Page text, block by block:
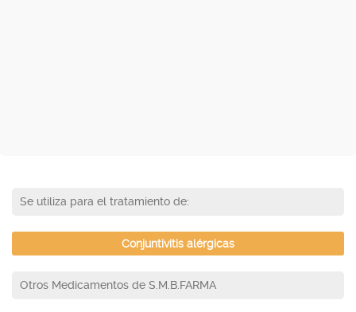
Se utiliza para el tratamiento de:
Conjuntivitis alérgicas
Otros Medicamentos de S.M.B.FARMA